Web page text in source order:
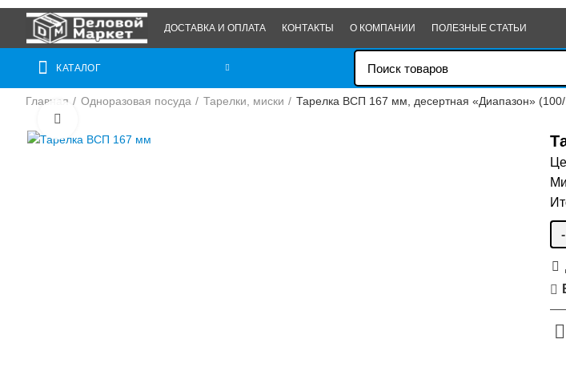
ДОСТАВКА И ОПЛАТА КОНТАКТЫ О КОМПАНИИ ПОЛЕЗНЫЕ СТАТЬИ
КАТАЛОГ
Главная Одноразовая посуда Тарелки, миски Тарелка ВСП 167 мм, десертная «Диапазон»
-